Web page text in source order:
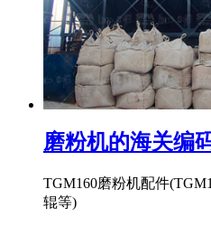
磨粉机的海关编
TGM160磨粉机配件
辊等)